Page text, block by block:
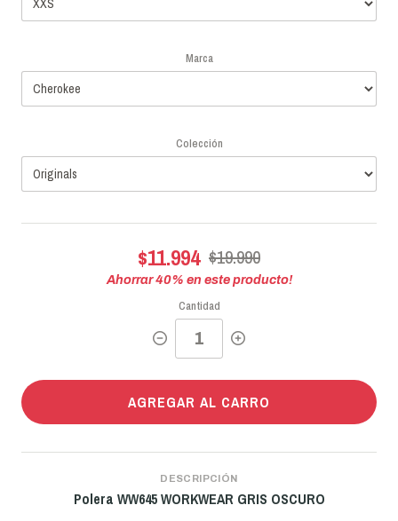
Marca
Colección
$11.994 $19.990
Ahorrar40% en este producto!
Cantidad
AGREGAR AL CARRO
DESCRIPCIÓN
Polera WW645 WORKWEAR GRIS OSCURO